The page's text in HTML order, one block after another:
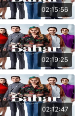
02:15:56
02:19:25
02:12:47